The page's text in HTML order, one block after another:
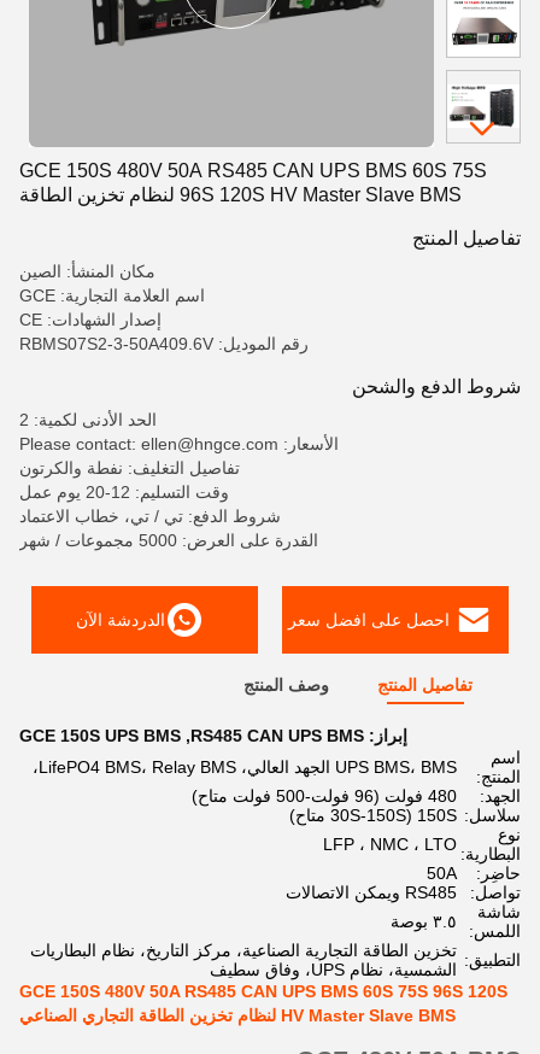
GCE 150S 480V 50A RS485 CAN UPS BMS 60S 75S
96S 120S HV Master Slave BMS لنظام تخزين الطاقة
تفاصيل المنتج
مكان المنشأ: الصين
اسم العلامة التجارية: GCE
إصدار الشهادات: CE
رقم الموديل: RBMS07S2-3-50A409.6V
شروط الدفع والشحن
الحد الأدنى لكمية: 2
الأسعار: Please contact: ellen@hngce.com
تفاصيل التغليف: نفطة والكرتون
وقت التسليم: 12-20 يوم عمل
شروط الدفع: تي / تي، خطاب الاعتماد
القدرة على العرض: 5000 مجموعات / شهر
احصل على افضل سعر الدردشة الآن
تفاصيل المنتج وصف المنتج
إبراز: RS485 CAN UPS BMS
,
GCE 150S UPS BMS
اسم
المنتج:
UPS BMS، BMS الجهد العالي، LifePO4 BMS، Relay BMS،
الجهد:
480 فولت (96 فولت-500 فولت متاح)
سلاسل: 150S (30S-150S متاح)
نوع
البطارية: LFP ، NMC ، LTO
حاضِر:
50A
تواصل:
RS485 ويمكن الاتصالات
شاشة
اللمس:
٣.٥ بوصة
التطبيق: تخزين الطاقة التجارية الصناعية، مركز التاريخ، نظام البطاريات
الشمسية، نظام UPS، وفاق سطيف
GCE 150S 480V 50A RS485 CAN UPS BMS 60S 75S 96S 120S
HV Master Slave BMS لنظام تخزين الطاقة التجاري الصناعي